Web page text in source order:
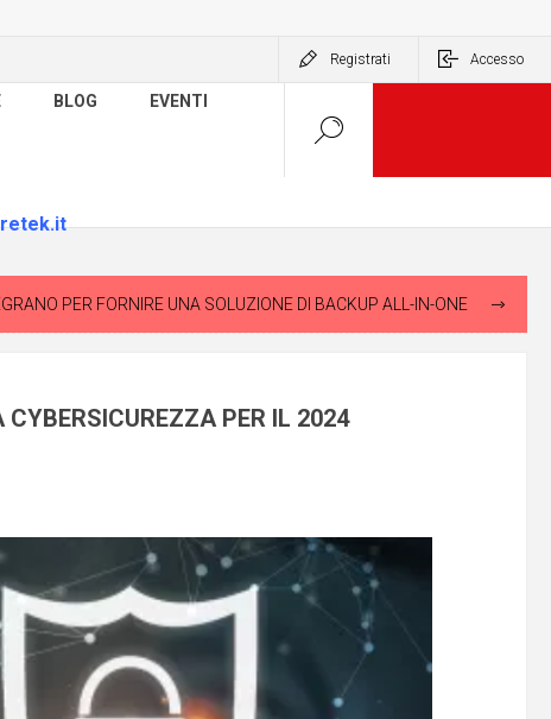
Registrati Accesso
BLOG
EVENTI
E WASABI SI INTEGRANO PER FORNIRE UNA SOLUZIONE DI BACKUP ALL-IN-ONE
PER IL 2024